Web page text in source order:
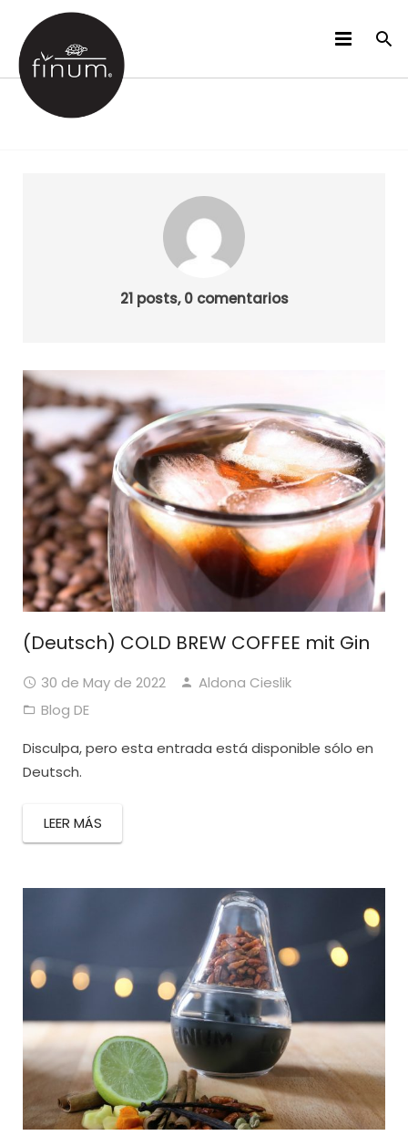
PRODUCTOS
21 posts, 0 comentarios
(Deutsch) COLD BREW COFFEE mit Gin
30 de May de 2022
Aldona Cieslik
Blog DE
Disculpa, pero esta entrada está disponible sólo en
Deutsch.
LEER MÁS